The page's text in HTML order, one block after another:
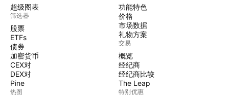
超级图表
筛选器
股票
ETFs
债券
加密货币
CEX对
DEX对
Pine
热图
功能特色
价格
市场数据
礼物方案
交易
概览
经纪商
经纪商比较
The Leap
特别优惠